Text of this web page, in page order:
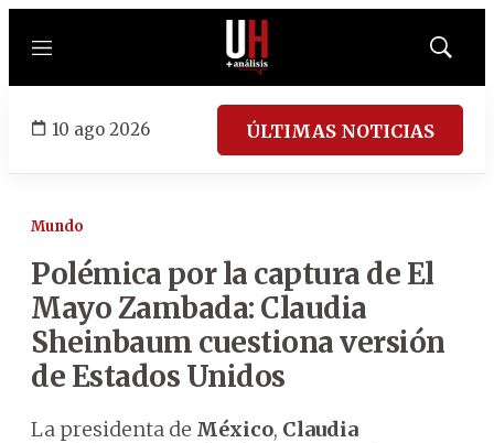
Menú
Mostrar
10 ago 2026 ÚLTIMAS NOTICIAS
Mundo
Polémica por la captura de El
Mayo Zambada: Claudia
Sheinbaum cuestiona versión
de Estados Unidos
La presidenta de México, Claudia